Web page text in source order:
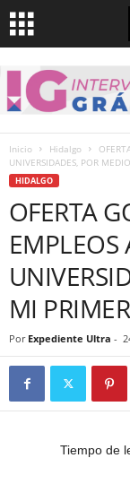
Inicio Hidalgo
UNIVERSIDADES, POR
HIDALGO
OFERTA
EMPLEOS
MI
Por Expediente Ultra -
Tiempo de